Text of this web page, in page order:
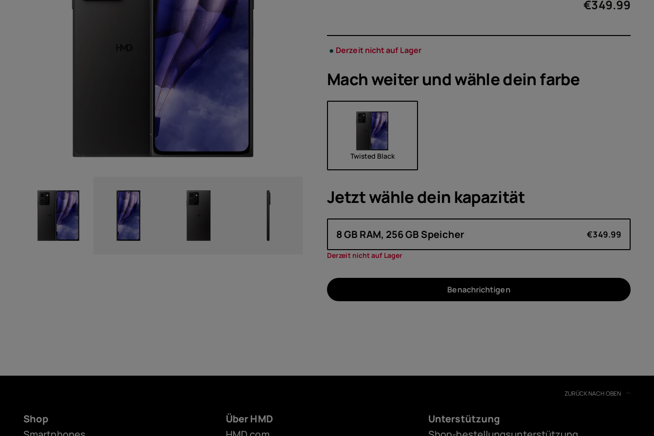
Angebote
€349.99
Derzeit nicht auf Lager
Mach weiter und wähle dein farbe
Twisted Black
Jetzt wähle dein kapazität
8 GB RAM, 256 GB Speicher €349.99
Derzeit nicht auf Lager
Benachrichtigen
ZURÜCK NACH OBEN
Shop
Über HMD
Unterstützung